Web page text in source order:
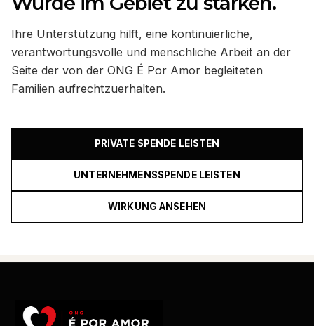
Ihre Unterstützung hilft, eine kontinuierliche,
verantwortungsvolle und menschliche Arbeit an der
Seite der von der ONG É Por Amor begleiteten
Familien aufrechtzuerhalten.
PRIVATE SPENDE LEISTEN
UNTERNEHMENSSPENDE LEISTEN
WIRKUNG ANSEHEN